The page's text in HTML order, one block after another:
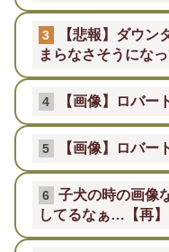
3
【悲報】ダウン
まらなさそうにな
4 【画像】ロバー
5 【画像】ロバー
6
子犬の時の画像
してるなぁ…【再】